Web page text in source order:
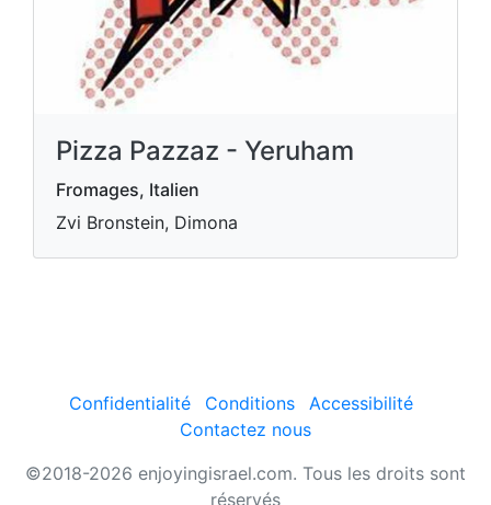
Pizza Pazzaz - Yeruham
Fromages, Italien
Zvi Bronstein, Dimona
Confidentialité Conditions
Accessibilité
Contactez nous
©2018-2026 enjoyingisrael.com. Tous les droits sont
réservés